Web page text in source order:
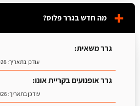
מה חדש בגרר פלוס?
גרר משאית:
עודכן בתאריך:25/
גרר אופנועים בקריית אונו:
עודכן בתאריך:08/